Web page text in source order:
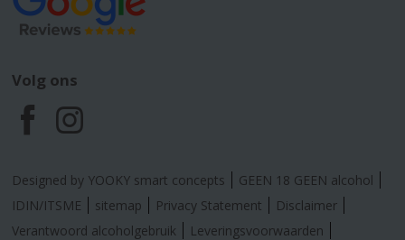
Volg ons
F
a
c
I
n
s
Designed by YOOKY smart concepts
GEEN 18 GEEN alcohol
IDIN/ITSME
sitemap Privacy Statement
Disclaimer
Verantwoord alcoholgebruik
Leveringsvoorwaarden